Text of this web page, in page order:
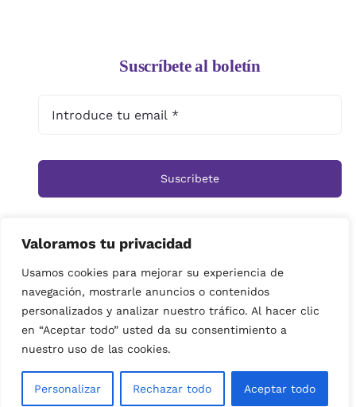
Valoramos tu privacidad
Usamos cookies para mejorar su experiencia de
navegación, mostrarle anuncios o contenidos
personalizados y analizar nuestro tráfico. Al hacer clic
en “Aceptar todo” usted da su consentimiento a
nuestro uso de las cookies.
Personalizar Rechazar todo Aceptar todo
Suscríbete al boletín
Suscribete
Inicio Tienda Ramos Rosas
Centros
Cestas
Arreglos Funerarios
Contacto
Política de privacidad
© Copyright 2019 | imagenes propiedad de Floristeria
Miramar| Derechos reservados|